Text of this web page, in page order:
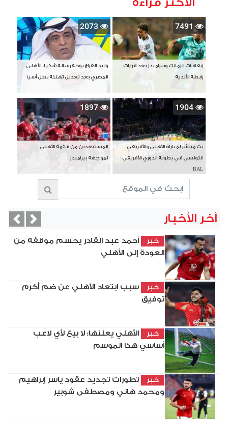
الأكثر قراءة
7491
إيقافات الزمالك وبيراميدز بعد قرارات
رابطة الأندية
2073
وليد الفراج يوجه رسالة شكر لـ الأهلي
المصري بعد تعديل تهنئة بطل آسيا
1904
بث مباشر لمباراة الأهلي والأفريقي
التونسي في بطولة الدوري الأفريقي
BAL
1897
المستبعدين من قائمة الأهلي
لمواجهة بيراميدز
آخر الأخبار
خبر
أحمد عبد القادر يحسم موقفه من
العودة إلى الأهلي
خبر
سبب ابتعاد الأهلي عن ضم أكرم
توفيق
خبر
الأهلي يعلنها: لا بيع لأي لاعب
أساسي هذا الموسم
خبر
تطورات تجديد عقود ياسر إبراهيم
ومحمد هاني ومصطفى شوبير
Next